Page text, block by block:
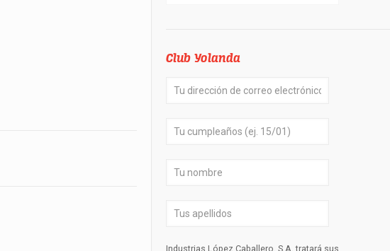
Club Yolanda
Industrias López Caballero, S.A. tratará sus